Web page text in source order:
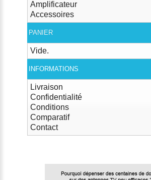
Amplificateur
Accessoires
PANIER
Vide.
INFORMATIONS
Livraison
Confidentialité
Conditions
Comparatif
Contact